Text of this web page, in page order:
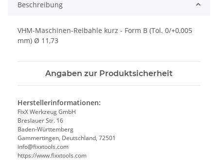
Beschreibung
VHM-Maschinen-Reibahle kurz - Form B (Tol. 0/+0,005
mm) Ø 11,73
Angaben zur Produktsicherheit
Herstellerinformationen:
FixX Werkzeug GmbH
Breslauer Str. 16
Baden-Württemberg
Gammertingen, Deutschland, 72501
info@fixxtools.com
https://www.fixxtools.com